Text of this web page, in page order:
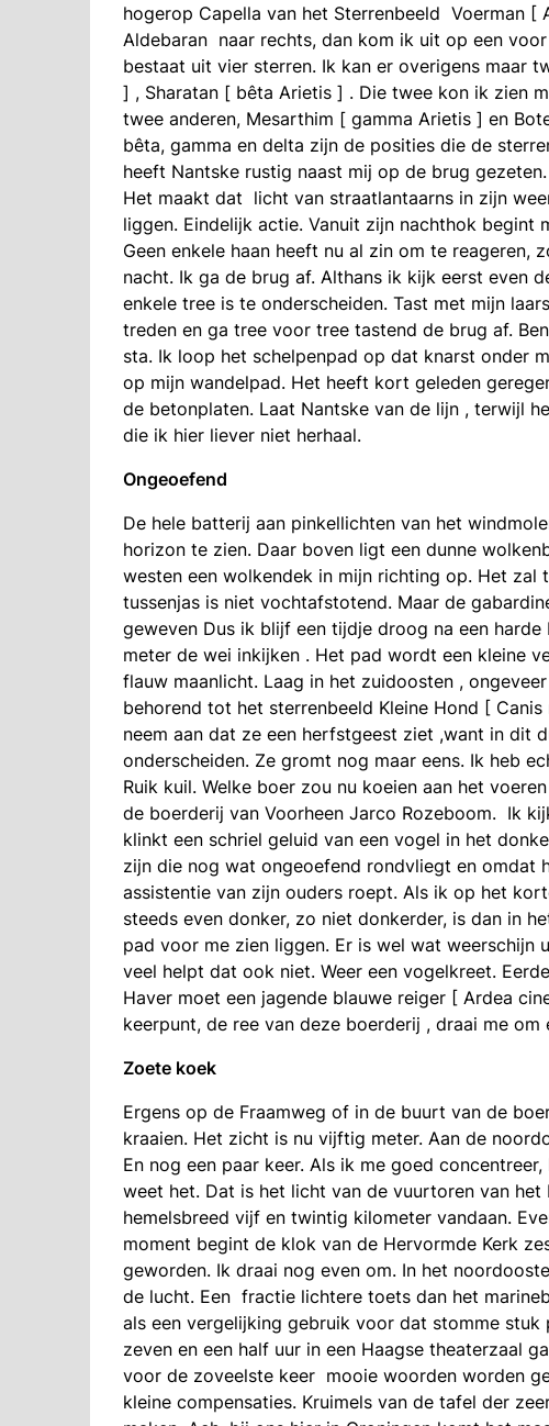
hogerop Capella van het Sterrenbeeld Voerman
Aldebaran naar rechts, dan kom ik uit op een
bestaat uit vier sterren. Ik kan er overigens maar
] , Sharatan [ bêta Arietis ] . Die twee kon ik zien
twee anderen, Mesarthim [ gamma Arietis ] en
bêta, gamma en delta zijn de posities die de
heeft Nantske rustig naast mij op de brug
Het maakt dat licht van straatlantaarns in zijn
liggen. Eindelijk actie. Vanuit zijn nachthok begint
Geen enkele haan heeft nu al zin om te
nacht. Ik ga de brug af. Althans ik kijk eerst even
enkele tree is te onderscheiden. Tast met mijn
treden en ga tree voor tree tastend de brug af.
sta. Ik loop het schelpenpad op dat knarst onder
op mijn wandelpad. Het heeft kort geleden
de betonplaten. Laat Nantske van de lijn , terwijl
die ik hier liever niet herhaal.
Ongeoefend
De hele batterij aan pinkellichten van het
horizon te zien. Daar boven ligt een dunne
westen een wolkendek in mijn richting op. Het zal
tussenjas is niet vochtafstotend. Maar de
geweven Dus ik blijf een tijdje droog na een
meter de wei inkijken . Het pad wordt een kleine
flauw maanlicht. Laag in het zuidoosten ,
behorend tot het sterrenbeeld Kleine Hond [
neem aan dat ze een herfstgeest ziet ,want in dit
onderscheiden. Ze gromt nog maar eens. Ik heb
Ruik kuil. Welke boer zou nu koeien aan het
de boerderij van Voorheen Jarco Rozeboom. Ik
klinkt een schriel geluid van een vogel in het
zijn die nog wat ongeoefend rondvliegt en omdat
assistentie van zijn ouders roept. Als ik op het
steeds even donker, zo niet donkerder, is dan in
pad voor me zien liggen. Er is wel wat weerschijn
veel helpt dat ook niet. Weer een vogelkreet.
Haver moet een jagende blauwe reiger [ Ardea
keerpunt, de ree van deze boerderij , draai me
Zoete koek
Ergens op de Fraamweg of in de buurt van de
kraaien. Het zicht is nu vijftig meter. Aan de
En nog een paar keer. Als ik me goed
weet het. Dat is het licht van de vuurtoren van het
hemelsbreed vijf en twintig kilometer vandaan.
moment begint de klok van de Hervormde Kerk
geworden. Ik draai nog even om. In het
de lucht. Een fractie lichtere toets dan het
als een vergelijking gebruik voor dat stomme
zeven en een half uur in een Haagse theaterzaal
voor de zoveelste keer mooie woorden worden
kleine compensaties. Kruimels van de tafel der